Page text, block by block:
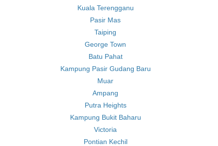
Kuala Terengganu
Pasir Mas
Taiping
George Town
Batu Pahat
Kampung Pasir Gudang Baru
Muar
Ampang
Putra Heights
Kampung Bukit Baharu
Victoria
Pontian Kechil